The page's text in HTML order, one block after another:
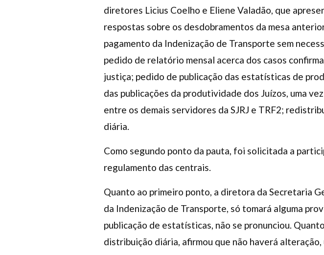
diretores Licius Coelho e Eliene Valadão, que
respostas sobre os desdobramentos da mesa
pagamento da Indenização de Transporte sem
pedido de relatório mensal acerca dos casos
justiça; pedido de publicação das estatísticas de
das publicações da produtividade dos Juízos, uma
entre os demais servidores da SJRJ e TRF2;
diária.
Como segundo ponto da pauta, foi solicitada a
regulamento das centrais.
Quanto ao primeiro ponto, a diretora da Secretaria
da Indenização de Transporte, só tomará alguma
publicação de estatísticas, não se pronunciou.
distribuição diária, afirmou que não haverá